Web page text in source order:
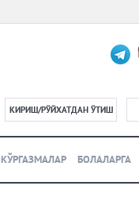
КИРИШ/РЎЙХАТДАН ЎТИШ
КЎРГАЗМАЛАР БОЛАЛАРГА